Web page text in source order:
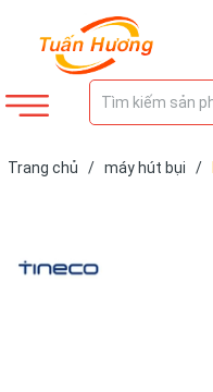
Trang chủ / máy hút bụi /